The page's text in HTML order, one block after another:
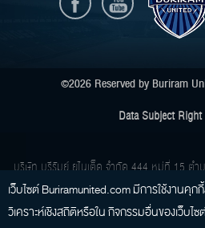
©2026 Reserved by Buriram
Data Subject
บริษัท บุรีรัมย์ ยูไนเต็ด จำกัด 444 หมู่ที่ 15 ตำ
บุรีรัมย์
Buriram United Co., Ltd.444 Moo 15
เว็บไซต์ Buriramunited.com มีการใช้งานคุก
วิเคราะห์เชิงสถิติหรือใน กิจกรรมอื่นของเว็บไซ